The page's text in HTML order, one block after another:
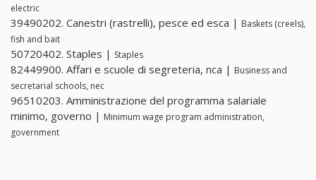
electric
39490202. Canestri (rastrelli), pesce ed esca | Baskets (creels),
fish and bait
50720402. Staples | Staples
82449900. Affari e scuole di segreteria, nca | Business and
secretarial schools, nec
96510203. Amministrazione del programma salariale
minimo, governo | Minimum wage program administration,
government